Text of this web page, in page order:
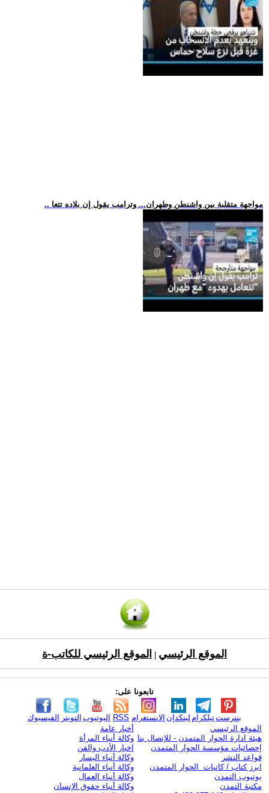
.. مواجهة متقلبة بين واشنطن وطهران... وترامب يقول إن بلاده تتعا
الموقع الرئيسي الموقع الرئيسي للكاتب-ة
تابعونا على:
الفيسبوك التويتر اليوتيوب RSS الانستغرام لينكدإن تيلكرامبنترست
الموقع الرئيسي
هيئة ادارة الحوار المتمدن - للإتصال بنا
إحصائيات مؤسسة الحوار المتمدن
قواعد النشر
ابرز كتاب / كاتبات الحوار المتمدن
يوتيوب التمدن
مكتبة التمدن
أخبار عامة
وكالة أنباء المرأة
اخبار الأدب والفن
وكالة أنباء اليسار
وكالة أنباء العلمانية
وكالة أنباء العمال
وكالة أنباء حقوق الإنسان